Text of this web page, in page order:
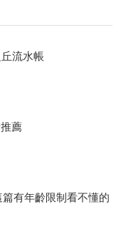
流水帳
薦
有年齡限制看不懂的